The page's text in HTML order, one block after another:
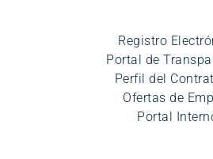
Registro
Portal de
Perfil del
Ofertas de
Portal